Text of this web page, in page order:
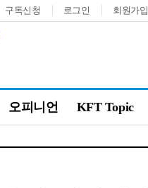
구독신청 로그인 회원가입
오피니언 KFT Topic